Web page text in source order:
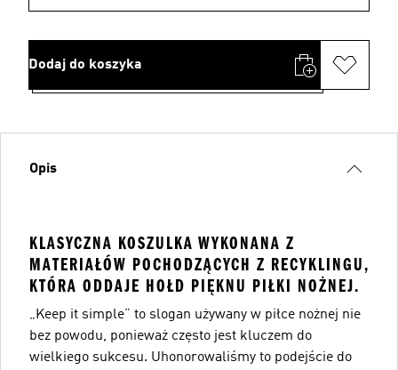
Dodaj do koszyka
Opis
KLASYCZNA KOSZULKA WYKONANA Z
MATERIAŁÓW POCHODZĄCYCH Z RECYKLINGU,
KTÓRA ODDAJE HOŁD PIĘKNU PIŁKI NOŻNEJ.
„Keep it simple” to slogan używany w piłce nożnej nie
bez powodu, ponieważ często jest kluczem do
wielkiego sukcesu. Uhonorowaliśmy to podejście do